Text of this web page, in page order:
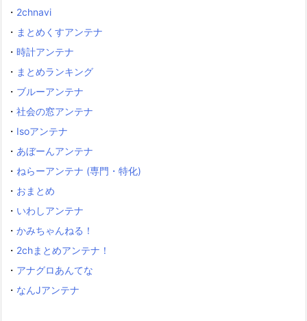
・ 2chnavi
・ まとめくすアンテナ
・ 時計アンテナ
・ まとめランキング
・ ブルーアンテナ
・ 社会の窓アンテナ
・ Isoアンテナ
・ あぼーんアンテナ
・ ねらーアンテナ (専門・特化)
・ おまとめ
・ いわしアンテナ
・ かみちゃんねる！
・ 2chまとめアンテナ！
・ アナグロあんてな
・ なんJアンテナ